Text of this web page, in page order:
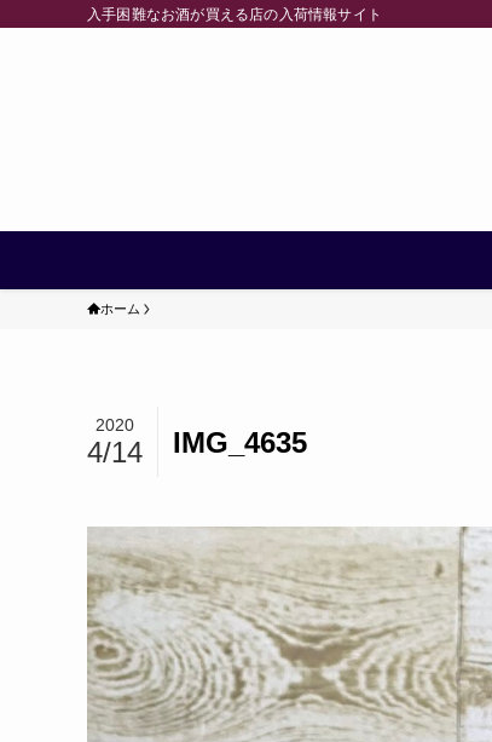
入手困難なお酒が買える店の入荷情報サイト
ホーム
IMG_4635
2020
4/14